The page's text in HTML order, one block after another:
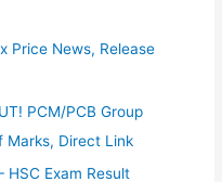
Price News, Release
PCM/PCB Group
Marks, Direct Link
HSC Exam Result